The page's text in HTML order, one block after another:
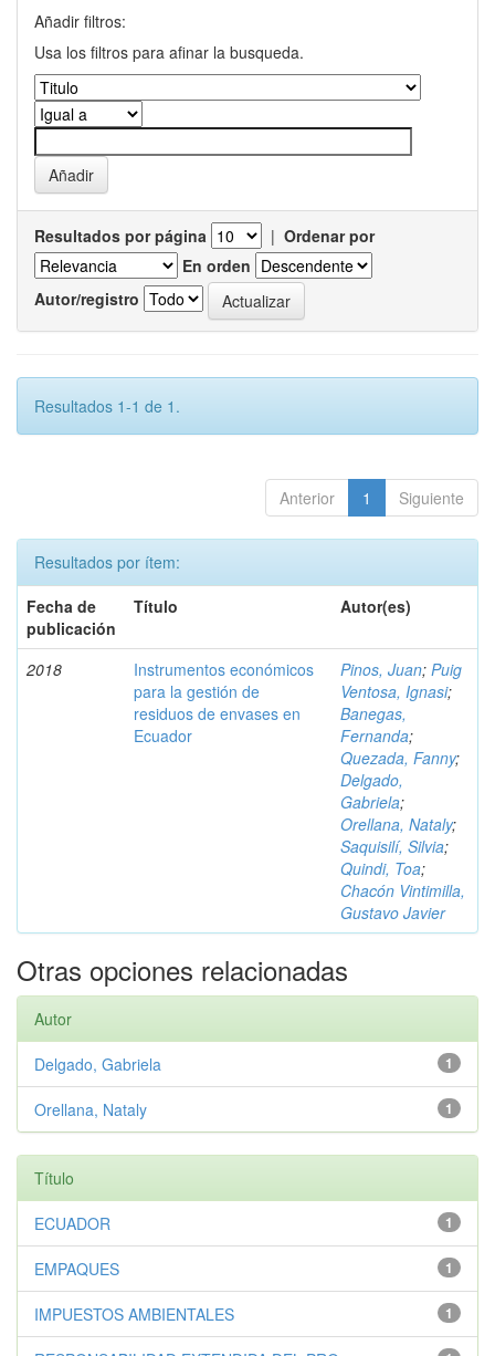
Añadir filtros:
Usa los filtros para afinar la busqueda.
Resultados por página | Ordenar por
En orden
Autor/registro
Resultados 1-1 de 1.
Anterior 1 Siguiente
Resultados por ítem:
Fecha de
publicación
Título Autor(es)
2018
Instrumentos económicos
para la gestión de
residuos de envases en
Ecuador
Pinos, Juan; Puig
Ventosa, Ignasi;
Banegas,
Fernanda;
Quezada, Fanny;
Delgado,
Gabriela;
Orellana, Nataly;
Saquisilí, Silvia;
Quindi, Toa;
Chacón Vintimilla,
Gustavo Javier
Otras opciones relacionadas
Autor
1
Delgado, Gabriela
1
Orellana, Nataly
Título
1
ECUADOR
1
EMPAQUES
1
IMPUESTOS AMBIENTALES